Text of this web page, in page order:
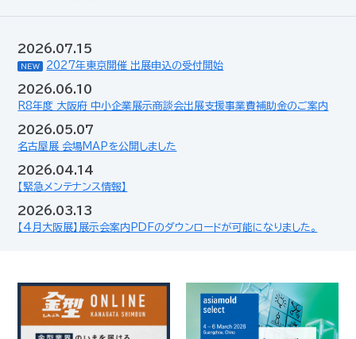
2026.07.15
2027年東京開催 出展申込の受付開始
2026.06.10
R8年度 大阪府 中小企業展示商談会出展支援事業費補助金のご案内
2026.05.07
名古屋展 会場MAPを公開しました
2026.04.14
【緊急メンテナンス情報】
2026.03.13
【4月大阪展】展示会案内PDFのダウンロードが可能になりました。